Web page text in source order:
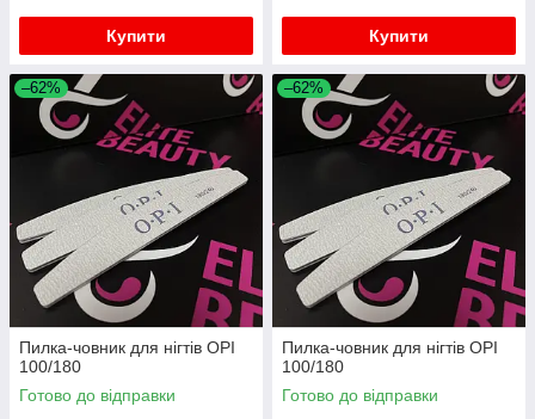
Купити Купити
–62%
Пилка-човник для нігтів OPI
100/180
Готово до відправки
–62%
Пилка-човник для нігтів OPI
100/180
Готово до відправки